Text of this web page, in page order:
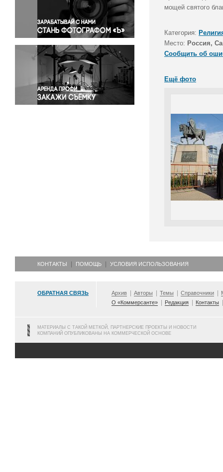
Правосудие
Происшествия и конфликты
Религия
Светская жизнь
Спорт
Экология
Экономика и бизнес
мощей святого
Категория:
Место: Россия,
Сообщить об
Ещё фото
КОНТАКТЫ ПОМОЩЬ УСЛОВИЯ ИСПОЛЬЗОВАНИЯ
ОБРАТНАЯ СВЯЗЬ Архив Авторы Темы Справочники
О «Коммерсанте»
Редакция Контакты
МАТЕРИАЛЫ С ТАКОЙ МЕТКОЙ, ПАРТНЕРСКИЕ ПРОЕКТЫ И НОВОСТИ
КОМПАНИЙ ОПУБЛИКОВАНЫ НА КОММЕРЧЕСКОЙ ОСНОВЕ